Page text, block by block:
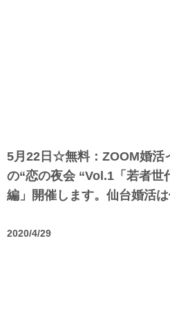
5月22日☆無料：ZOOM婚活
の“恋の夜会 “Vol.1「若者世
編」開催します。仙台婚活
2020/4/29